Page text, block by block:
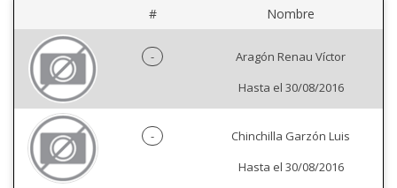
# Nombre
-
Aragón Renau Víctor
Hasta el 30/08/2016
-
Chinchilla Garzón Luis
Hasta el 30/08/2016